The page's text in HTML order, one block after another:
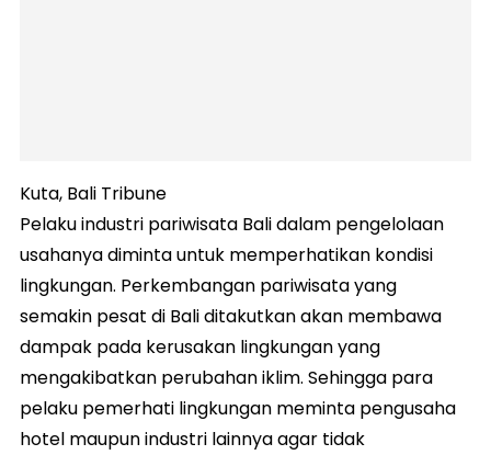
Kuta, Bali Tribune
Pelaku industri pariwisata Bali dalam pengelolaan
usahanya diminta untuk memperhatikan kondisi
lingkungan. Perkembangan pariwisata yang
semakin pesat di Bali ditakutkan akan membawa
dampak pada kerusakan lingkungan yang
mengakibatkan perubahan iklim. Sehingga para
pelaku pemerhati lingkungan meminta pengusaha
hotel maupun industri lainnya agar tidak